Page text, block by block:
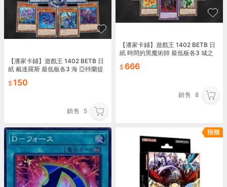
【潘家卡鋪】遊戲王 1402 BETB 日
紙 戴達羅斯 最低板各3 海 亞特蘭提
150
銷售 5
【潘家卡鋪】遊戲王 1402 BETB 日
紙 時間的黑魔術師 最低板各3 城之
666
銷售 8